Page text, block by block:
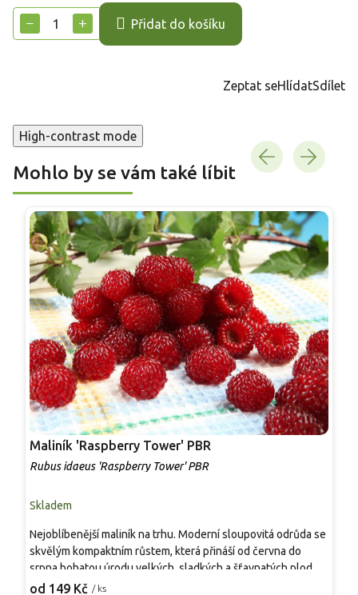
cena:
+
− Přidat do košíku
Zeptat seHlídatSdílet
High-contrast mode
Mohlo by se vám také líbit
Maliník 'Raspberry Tower' PBR
Rubus idaeus 'Raspberry Tower' PBR
Skladem
od 149 Kč / ks
Nejoblíbenější maliník na trhu. Moderní sloupovitá odrůda se
skvělým kompaktním růstem, která přináší od června do
srpna bohatou úrodu velkých, sladkých a šťavnatých plodů.
Pevné vzpřímené výhony tvoří elegantní habitus bez